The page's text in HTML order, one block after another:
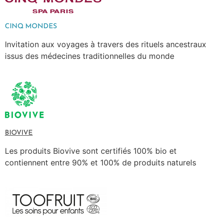
CINQ MONDES
Invitation aux voyages à travers des rituels ancestraux
issus des médecines traditionnelles du monde
BIOVIVE
Les produits Biovive sont certifiés 100% bio et
contiennent entre 90% et 100% de produits naturels